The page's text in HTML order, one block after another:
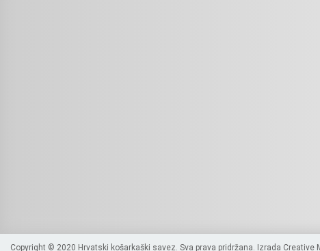
Copyright © 2020 Hrvatski košarkaški savez. Sva prava pridržana. Izrada Creative